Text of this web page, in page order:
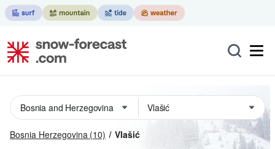
Bosnia Herzegovina (10) Vlašić